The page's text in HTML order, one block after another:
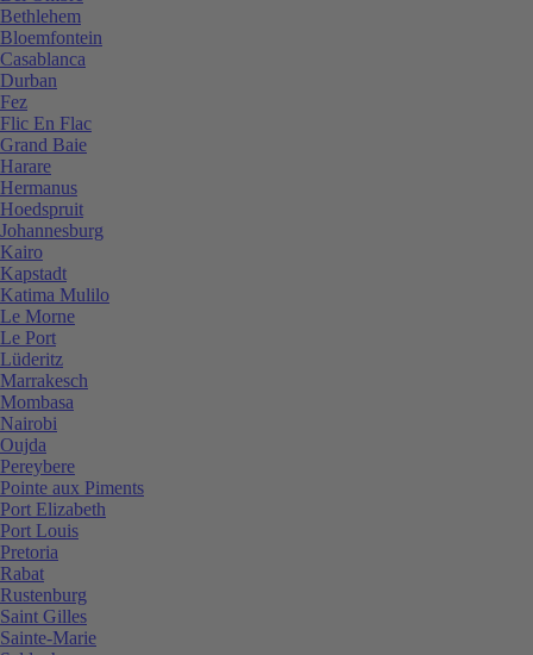
Bethlehem
Bloemfontein
Casablanca
Durban
Fez
Flic En Flac
Grand Baie
Harare
Hermanus
Hoedspruit
Johannesburg
Kairo
Kapstadt
Katima Mulilo
Le Morne
Le Port
Lüderitz
Marrakesch
Mombasa
Nairobi
Oujda
Pereybere
Pointe aux Piments
Port Elizabeth
Port Louis
Pretoria
Rabat
Rustenburg
Saint Gilles
Sainte-Marie